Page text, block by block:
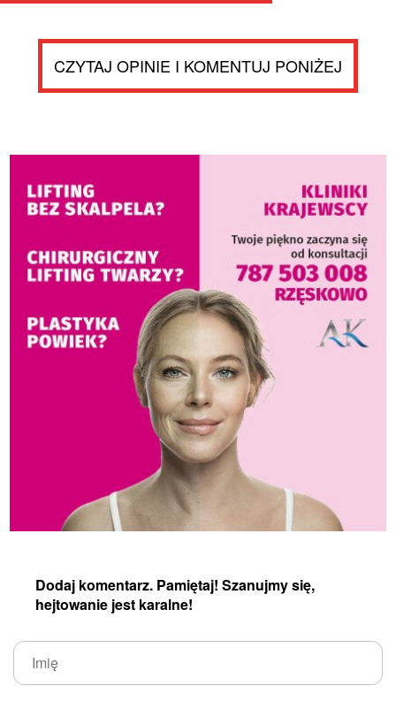
CZYTAJ OPINIE I KOMENTUJ PONIŻEJ
Dodaj komentarz. Pamiętaj! Szanujmy się,
hejtowanie jest karalne!